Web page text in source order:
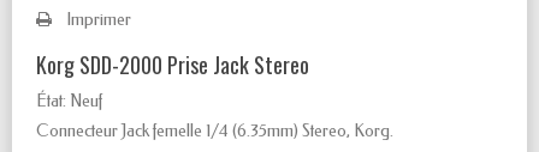
Imprimer
Korg SDD-2000 Prise Jack Stereo
État: Neuf
Connecteur Jack femelle 1/4 (6.35mm) Stereo, Korg.